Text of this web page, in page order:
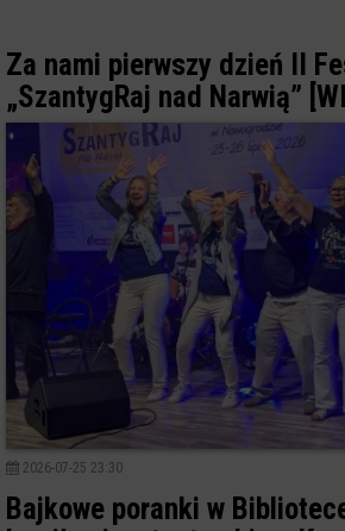
Za nami pierwszy dzień II
„SzantygRaj nad Narwią”
2026-07-25 23:30
Bajkowe poranki w